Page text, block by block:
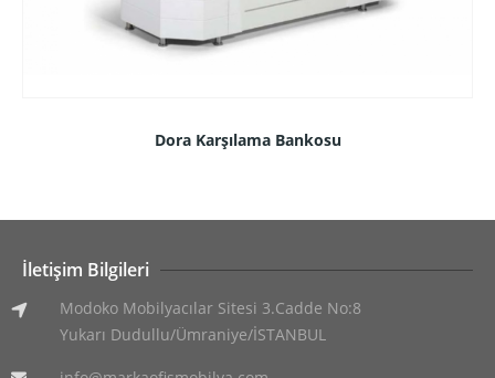
Dora Karşılama Bankosu
İletişim Bilgileri
Modoko Mobilyacılar Sitesi 3.Cadde No:8
Yukarı Dudullu/Ümraniye/İSTANBUL